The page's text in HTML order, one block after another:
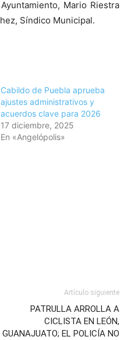
Mario Riestra
Síndico Municipal.
Cabildo de Puebla aprueba
ajustes administrativos y
acuerdos clave para 2026
17 diciembre, 2025
En «Angelópolis»
Artículo siguiente
PATRULLA ARROLLA A
CICLISTA EN LEÓN,
GUANAJUATO; EL POLICÍA NO